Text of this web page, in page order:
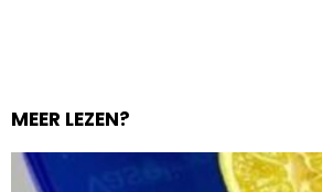
MEER LEZEN?